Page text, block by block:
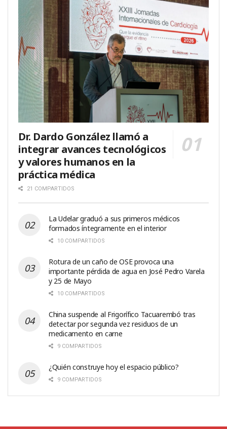
Dr. Dardo González llamó a
integrar avances tecnológicos
y valores humanos en la
práctica médica
21 COMPARTIDOS
La Udelar graduó a sus primeros médicos
formados íntegramente en el interior
10 COMPARTIDOS
Rotura de un caño de OSE provoca una
importante pérdida de agua en José Pedro Varela
y 25 de Mayo
10 COMPARTIDOS
China suspende al Frigorífico Tacuarembó tras
detectar por segunda vez residuos de un
medicamento en carne
9 COMPARTIDOS
¿Quién construye hoy el espacio público?
9 COMPARTIDOS